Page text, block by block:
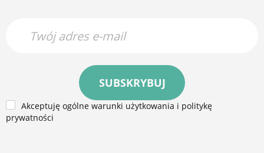
SUBSKRYBUJ
Akceptuję ogólne warunki użytkowania i politykę
prywatności